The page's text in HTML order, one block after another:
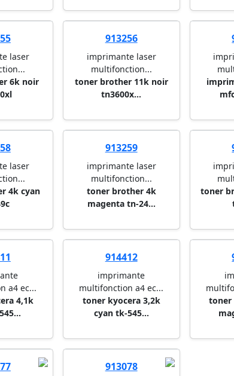
laser
6k noir
913256
imprimante laser
multifonction...
toner brother 11k noir
tn3600x...
laser
4k cyan
913259
imprimante laser
multifonction...
toner brother 4k
magenta tn-24...
toner
a4 ec...
4,1k
914412
imprimante
multifonction a4 ec...
toner kyocera 3,2k
cyan tk-545...
toner
913078